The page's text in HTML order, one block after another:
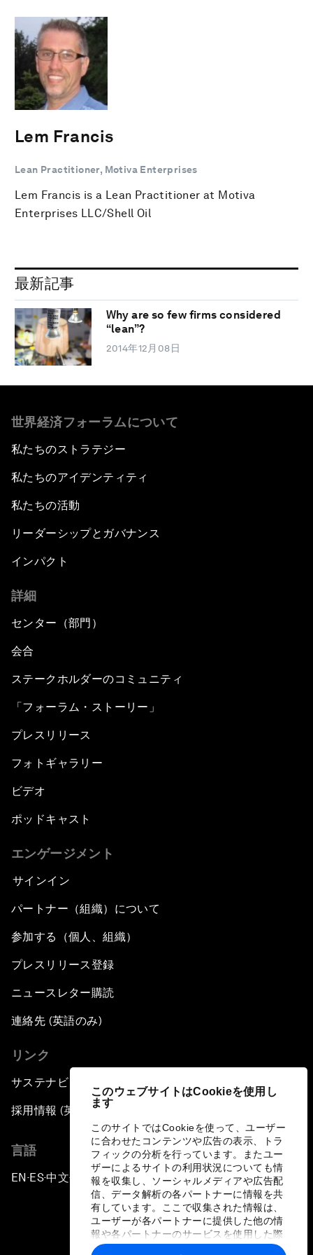
このウェブサイトはCookieを使用し
ます
このサイトではCookieを使って、ユーザー
に合わせたコンテンツや広告の表示、トラ
フィックの分析を行っています。またユー
ザーによるサイトの利用状況についても情
報を収集し、ソーシャルメディアや広告配
信、データ解析の各パートナーに情報を共
有しています。ここで収集された情報は、
ユーザーが各パートナーに提供した他の情
報や各パートナーのサービスを使用した際
に収集された情報と組み合わされ、各パー
Lem Francis
Lean Practitioner, Motiva Enterprises
Lem Francis is a Lean Practitioner at Motiva
Enterprises LLC/Shell Oil
最新記事
Why are so few firms considered
“lean”?
2014年12月08日
世界経済フォーラムについて
私たちのストラテジー
私たちのアイデンティティ
私たちの活動
リーダーシップとガバナンス
インパクト
詳細
センター（部門）
会合
ステークホルダーのコミュニティ
「フォーラム・ストーリー」
プレスリリース
フォトギャラリー
ビデオ
ポッドキャスト
エンゲージメント
サインイン
パートナー（組織）について
参加する（個人、組織）
プレスリリース登録
ニュースレター購読
連絡先 (英語のみ)
リンク
サステナビリティへの取り組み
採用情報 (英語のみ)
言語
EN ▪ES▪中文▪ 日本語